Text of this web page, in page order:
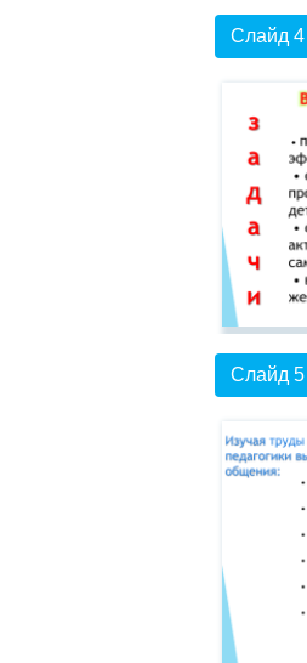
Слайд 4
Слайд 5